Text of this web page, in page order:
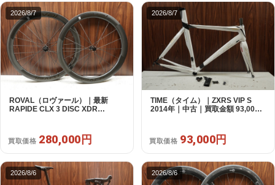
2026/8/7
ROVAL（ロヴァール）｜最新
RAPIDE CLX 3 DISC XDR
買取価格 280,000円
2026/8/7
TIME（タイム）｜ZXRS VIP S
2014年｜中古｜買取金額 93,000
買取価格 93,000円
2026/8/6 2026/8/6